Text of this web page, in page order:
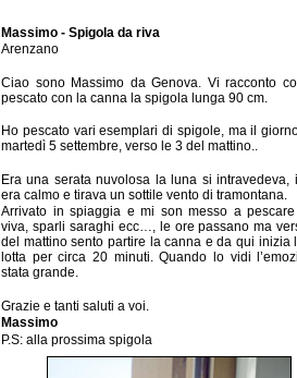
Massimo - Spigola da riva
Arenzano
Ciao sono Massimo da Genova. Vi racconto
pescato con la canna la spigola lunga 90 cm.
Ho pescato vari esemplari di spigole, ma il
martedì 5 settembre, verso le 3 del mattino..
Era una serata nuvolosa la luna si intravedeva,
era calmo e tirava un sottile vento di tramontana.
Arrivato in spiaggia e mi son messo a pescare
viva, sparli saraghi ecc…, le ore passano ma
del mattino sento partire la canna e da qui inizia
lotta per circa 20 minuti. Quando lo vidi
stata grande.
Grazie e tanti saluti a voi.
Massimo
P.S: alla prossima spigola